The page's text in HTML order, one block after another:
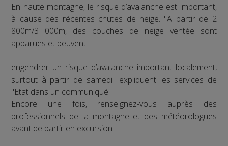
En haute montagne, le risque d’avalanche est important,
à cause des récentes chutes de neige. "A partir de 2
800m/3 000m, des couches de neige ventée sont
apparues et peuvent
engendrer un risque d’avalanche important localement,
surtout à partir de samedi" expliquent les services de
l'Etat dans un communiqué.
Encore une fois, renseignez-vous auprès des
professionnels de la montagne et des météorologues
avant de partir en excursion.